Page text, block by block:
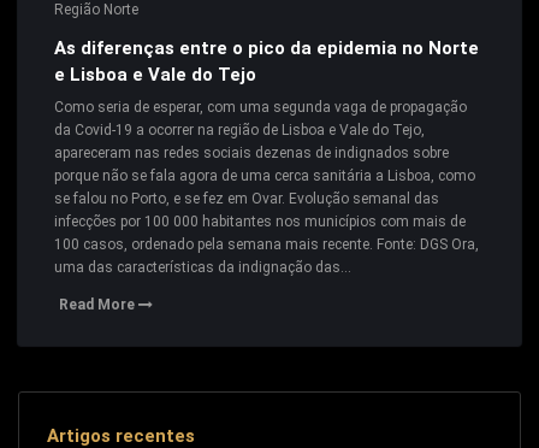
Região Norte
As diferenças entre o pico da epidemia no Norte
e Lisboa e Vale do Tejo
Como seria de esperar, com uma segunda vaga de propagação
da Covid-19 a ocorrer na região de Lisboa e Vale do Tejo,
apareceram nas redes sociais dezenas de indignados sobre
porque não se fala agora de uma cerca sanitária a Lisboa, como
se falou no Porto, e se fez em Ovar. Evolução semanal das
infecções por 100 000 habitantes nos municípios com mais de
100 casos, ordenado pela semana mais recente. Fonte: DGS Ora,
uma das características da indignação das…
Read More
Artigos recentes